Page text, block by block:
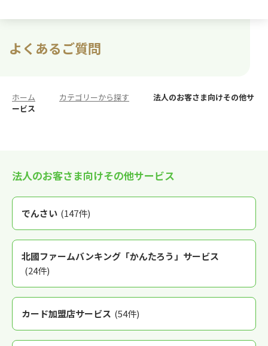
よくあるご質問
ホーム カテゴリーから探す
法人のお客さま向けその他サ
ービス
法人のお客さま向けその他サービス
でんさい (147件)
北國ファームバンキング「かんたろう」サービス
(24件)
カード加盟店サービス (54件)